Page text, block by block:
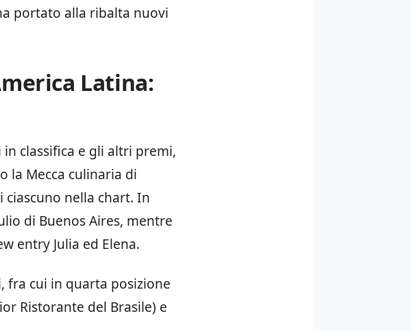
portato alla ribalta nuovi
Latina:
classifica e gli altri premi,
la Mecca culinaria di
nella chart. In
di Buenos Aires, mentre
entry Julia ed Elena.
fra cui in quarta posizione
Ristorante del Brasile) e